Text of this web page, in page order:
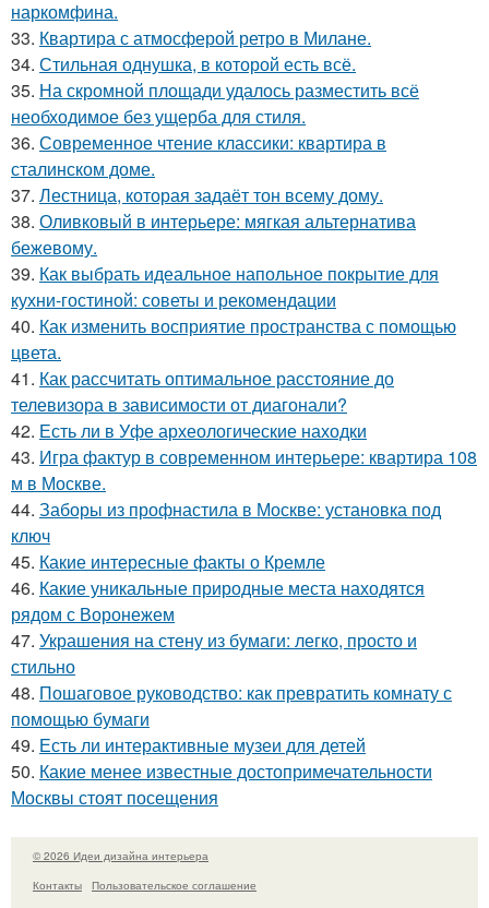
наркомфина.
33. Квартира с атмосферой ретро в Милане.
34. Стильная однушка, в которой есть всё.
35. На скромной площади удалось разместить всё
необходимое без ущерба для стиля.
36. Современное чтение классики: квартира в
сталинском доме.
37. Лестница, которая задаёт тон всему дому.
38. Оливковый в интерьере: мягкая альтернатива
бежевому.
39. Как выбрать идеальное напольное покрытие для
кухни-гостиной: советы и рекомендации
40. Как изменить восприятие пространства с помощью
цвета.
41. Как рассчитать оптимальное расстояние до
телевизора в зависимости от диагонали?
42. Есть ли в Уфе археологические находки
43. Игра фактур в современном интерьере: квартира 108
м в Москве.
44. Заборы из профнастила в Москве: установка под
ключ
45. Какие интересные факты о Кремле
46. Какие уникальные природные места находятся
рядом с Воронежем
47. Украшения на стену из бумаги: легко, просто и
стильно
48. Пошаговое руководство: как превратить комнату с
помощью бумаги
49. Есть ли интерактивные музеи для детей
50. Какие менее известные достопримечательности
Москвы стоят посещения
© 2026 Идеи дизайна интерьера
Контакты
Пользовательское соглашение